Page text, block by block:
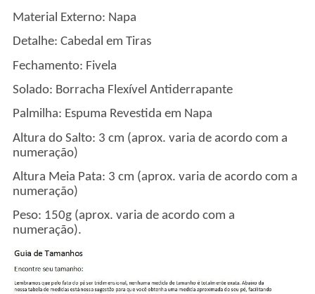
Material Externo: Napa
Detalhe: Cabedal em Tiras
Fechamento: Fivela
Solado: Borracha Flexível Antiderrapante
Palmilha: Espuma Revestida em Napa
Altura do Salto: 3 cm (aprox. varia de acordo com a
numeração)
Altura Meia Pata: 3 cm (aprox. varia de acordo com a
numeração)
Peso: 150g (aprox. varia de acordo com a
numeração).